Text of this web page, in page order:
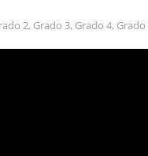
2, Grado 3, Grado 4, Grado